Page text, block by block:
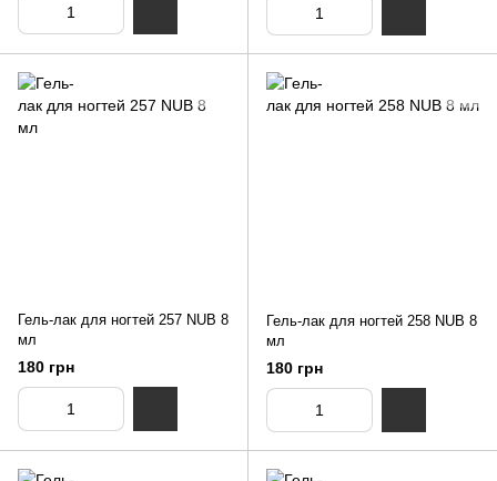
Гель-лак для ногтей 257 NUB 8
мл
180 грн
Гель-лак для ногтей 258 NUB 8
мл
180 грн